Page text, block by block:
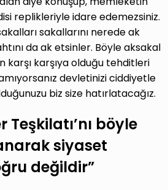
replikleriyle idare edemezsiniz.
sakallarını nerede ak
da ak etsinler. Böyle aksakal
karşı karşıya olduğu tehditleri
devletinizi ciddiyetle
biz size hatırlatacağız.
Teşkilatı’nı böyle
siyaset
değildir”